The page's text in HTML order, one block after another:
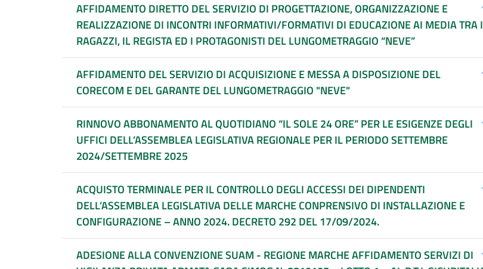
AFFIDAMENTO DIRETTO DEL SERVIZIO DI PROGETTAZIONE, ORGANIZZAZIONE E
REALIZZAZIONE DI INCONTRI INFORMATIVI/FORMATIVI DI EDUCAZIONE AI MEDIA TRA I
RAGAZZI, IL REGISTA ED I PROTAGONISTI DEL LUNGOMETRAGGIO “NEVE”
AFFIDAMENTO DEL SERVIZIO DI ACQUISIZIONE E MESSA A DISPOSIZIONE DEL
CORECOM E DEL GARANTE DEL LUNGOMETRAGGIO "NEVE"
RINNOVO ABBONAMENTO AL QUOTIDIANO “IL SOLE 24 ORE” PER LE ESIGENZE DEGLI
UFFICI DELL’ASSEMBLEA LEGISLATIVA REGIONALE PER IL PERIODO SETTEMBRE
2024/SETTEMBRE 2025
ACQUISTO TERMINALE PER IL CONTROLLO DEGLI ACCESSI DEI DIPENDENTI
DELL’ASSEMBLEA LEGISLATIVA DELLE MARCHE CONPRENSIVO DI INSTALLAZIONE E
CONFIGURAZIONE – ANNO 2024. DECRETO 292 DEL 17/09/2024.
ADESIONE ALLA CONVENZIONE SUAM - REGIONE MARCHE AFFIDAMENTO SERVIZI DI